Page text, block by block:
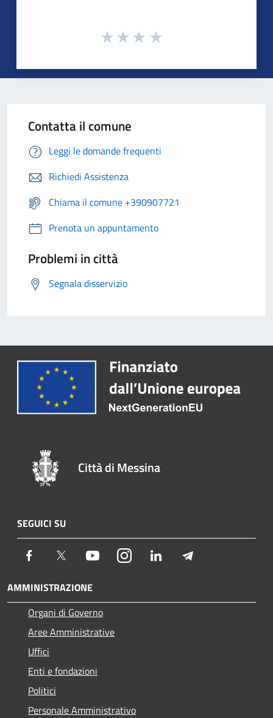
Contatta il comune
Leggi le domande frequenti
Richiedi Assistenza
Chiama il comune +390907721
Prenota un appuntamento
Problemi in città
Segnala disservizio
Città di Messina
SEGUICI SU
Facebook Twitter YoutubeInstagram LinkedIn
AMMINISTRAZIONE
Organi di Governo
Aree Amministrative
Uffici
Enti e fondazioni
Politici
Personale Amministrativo